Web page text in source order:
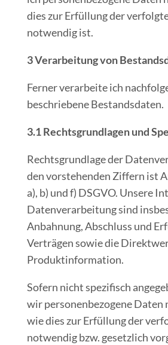
dies zur Erfüllung der
notwendig ist.
3 Verarbeitung von
Ferner verarbeite ich
beschriebene Bestandsdaten.
3.1 Rechtsgrundlagen und
Rechtsgrundlage der
den vorstehenden Ziffern ist
a), b) und f) DSGVO. Unsere
Datenverarbeitung sind
Anbahnung, Abschluss und
Verträgen sowie die
Produktinformation.
Sofern nicht spezifisch
wir personenbezogene Daten
wie dies zur Erfüllung der
notwendig bzw. gesetzlich